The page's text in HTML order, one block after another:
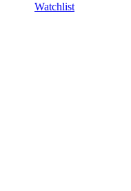
Watchlist